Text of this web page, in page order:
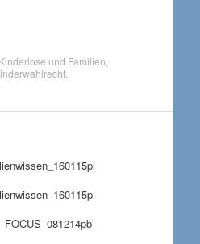
Kinderlose und Familien
.